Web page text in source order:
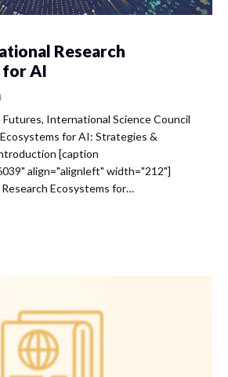
Research
for AI
International Science Council
for AI: Strategies &
[caption
align="alignleft" width="212"]
Ecosystems for…